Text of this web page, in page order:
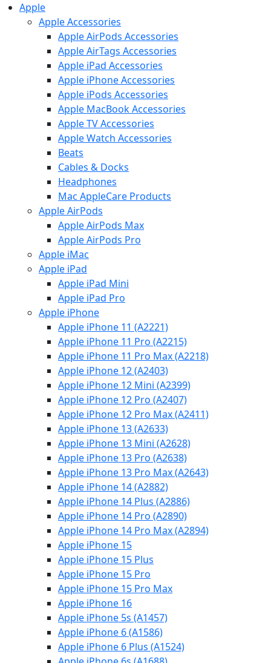
Apple
Apple Accessories
Apple AirPods Accessories
Apple AirTags Accessories
Apple iPad Accessories
Apple iPhone Accessories
Apple iPods Accessories
Apple MacBook Accessories
Apple TV Accessories
Apple Watch Accessories
Beats
Cables & Docks
Headphones
Mac AppleCare Products
Apple AirPods
Apple AirPods Max
Apple AirPods Pro
Apple iMac
Apple iPad
Apple iPad Mini
Apple iPad Pro
Apple iPhone
Apple iPhone 11 (A2221)
Apple iPhone 11 Pro (A2215)
Apple iPhone 11 Pro Max (A2218)
Apple iPhone 12 (A2403)
Apple iPhone 12 Mini (A2399)
Apple iPhone 12 Pro (A2407)
Apple iPhone 12 Pro Max (A2411)
Apple iPhone 13 (A2633)
Apple iPhone 13 Mini (A2628)
Apple iPhone 13 Pro (A2638)
Apple iPhone 13 Pro Max (A2643)
Apple iPhone 14 (A2882)
Apple iPhone 14 Plus (A2886)
Apple iPhone 14 Pro (A2890)
Apple iPhone 14 Pro Max (A2894)
Apple iPhone 15
Apple iPhone 15 Plus
Apple iPhone 15 Pro
Apple iPhone 15 Pro Max
Apple iPhone 16
Apple iPhone 5s (A1457)
Apple iPhone 6 (A1586)
Apple iPhone 6 Plus (A1524)